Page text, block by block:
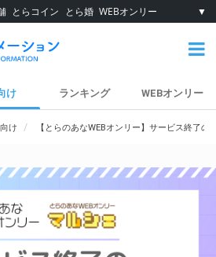
とらコイン とら婚 WEBオンリー ▼
け ランキング WEBオンリー
け 【とらのあなWEBオンリー】サービス終了の